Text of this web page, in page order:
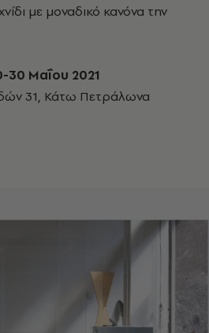
με μοναδικό κανόνα την
30 Μαΐου 2021
31, Κάτω Πετράλωνα